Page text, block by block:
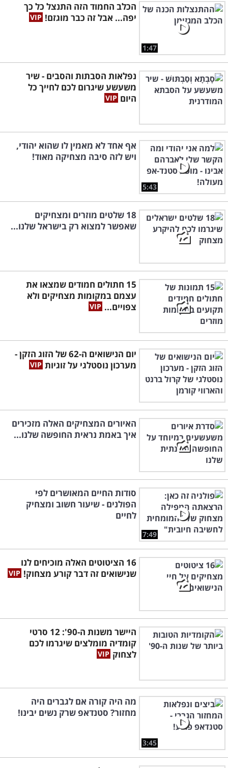
1:47
הכלב החמוד הזה התנצל כל כך
יפה... אבל זה כבר מוגזם!
נפלאות הסבתות והסבים - שיר
משעשע שיגרום לכם לחייך כל
היום
5:43
אף אחד לא מאמין לו שהוא יהודי,
ויש לזה סיבה מצחיקה מאוד!
18 שלטים מוזרים ומצחיקים
שאפשר למצוא רק בישראל שלנו...
15 חתולים חמודים שמצאו את
עצמם במקומות מצחיקים ולא
צפויים...
יום הנישואים ה-62 של הזוג הזקן -
מערכון נוסטלגי על זוגיות
האיורים המצחיקים האלה מזכירים
איך באמת נראית החופשה שלנו...
7:49
סודות החיים המאושרים לפי
הפולנים - שיעור חשוב ומצחיק
לחיים
16 הציטוטים האלה מוכיחים לנו
שנישואים זה דבר קורע מצחוק!
היישר משנות ה-90': 12 סרטי
קומדיה מומלצים שיגרמו לכם
לצחוק
3:45
מה היה קורה אם לגברים היה
מחזור? סטנדאפ שרק נשים יבינו!